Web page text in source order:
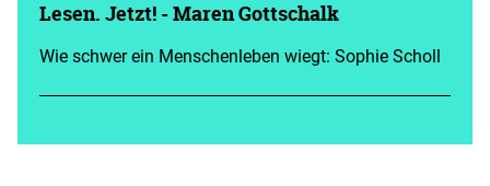
Lesen. Jetzt! - Maren Gottschalk
Wie schwer ein Menschenleben wiegt: Sophie Scholl